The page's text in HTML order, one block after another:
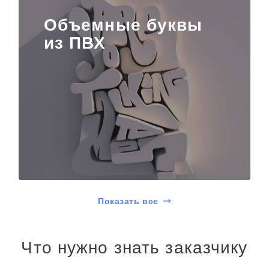
Объемные буквы
из ПВХ
Показать все
Что нужно знать заказчику